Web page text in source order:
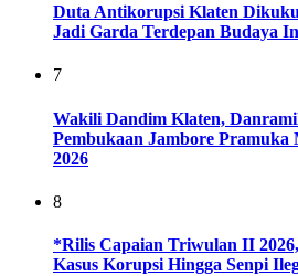
Duta Antikorupsi Klaten
Jadi Garda Terdepan Budaya
7
Wakili Dandim Klaten,
Pembukaan Jambore Pramuka
2026
8
*Rilis Capaian Triwulan II
Kasus Korupsi Hingga Senpi